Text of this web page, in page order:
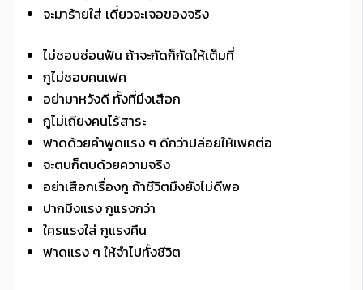
จะมาร้ายใส่ เดี๋ยวจะเจอของจริง
ไม่ชอบซ่อนฟัน ถ้าจะกัดก็กัดให้เต็มที่
กูไม่ชอบคนเฟค
อย่ามาหวังดี ทั้งที่มึงเสือก
กูไม่เถียงคนไร้สาระ
ฟาดด้วยคำพูดแรง ๆ ดีกว่าปล่อยให้เฟคต่อ
จะตบก็ตบด้วยความจริง
อย่าเสือกเรื่องกู ถ้าชีวิตมึงยังไม่ดีพอ
ปากมึงแรง กูแรงกว่า
ใครแรงใส่ กูแรงคืน
ฟาดแรง ๆ ให้จำไปทั้งชีวิต